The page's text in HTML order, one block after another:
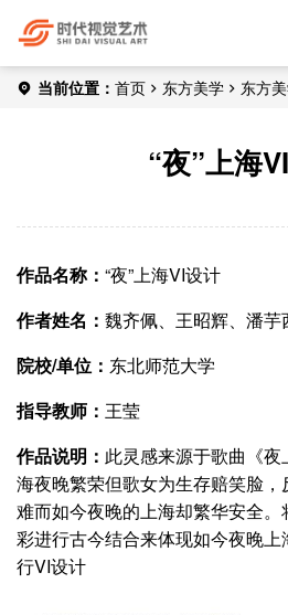
当前位置： 首页 东方美学 东方
“夜”上海
作品名称： ​“夜”上海VI设计
作者姓名： 魏齐佩、王昭辉、潘芋
院校/单位： 东北师范大学
指导教师： 王莹
作品说明： 此灵感来源于歌曲《
海夜晚繁荣但歌女为生存赔笑脸
难而如今夜晚的上海却繁华安全
彩进行古今结合来体现如今夜晚
行VI设计